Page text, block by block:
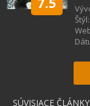
Štýl:
SÚVISIACE ČLÁNKY: